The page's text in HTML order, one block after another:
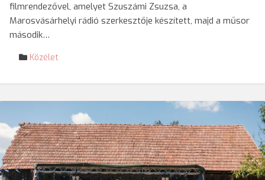
filmrendezővel, amelyet Szuszámi Zsuzsa, a
Marosvásárhelyi rádió szerkesztője készített, majd a műsor
második…
Közélet